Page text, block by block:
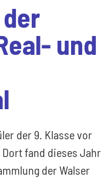
und
der 9. Klasse vor
fand dieses Jahr
der Walser